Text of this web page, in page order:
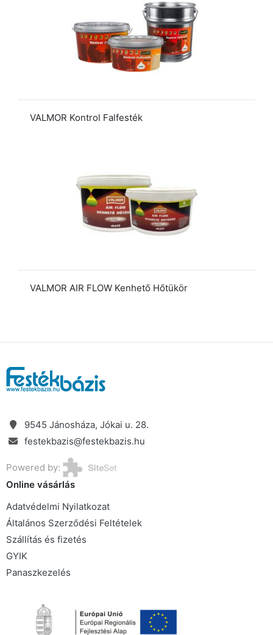
VALMOR Kontrol Falfesték
VALMOR AIR FLOW Kenhető Hőtükör
9545 Jánosháza, Jókai u. 28.
festekbazis@festekbazis.hu
Powered by:
Online vásárlás
Adatvédelmi Nyilatkozat
Általános Szerződési Feltételek
Szállítás és fizetés
GYIK
Panaszkezelés